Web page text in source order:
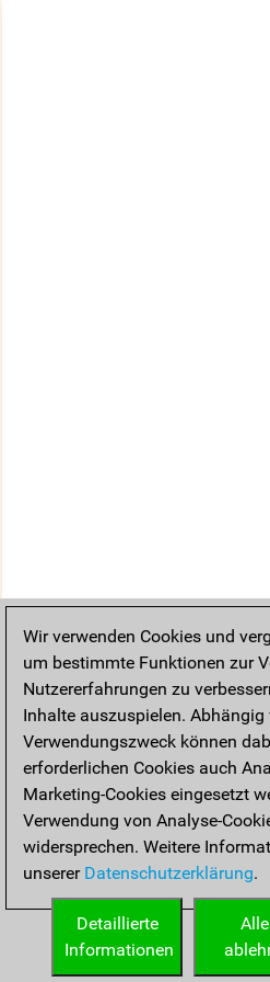
Wir verwenden Cookies und
um bestimmte Funktionen zur
Nutzererfahrungen zu
Inhalte auszuspielen. Abhängig
Verwendungszweck können
erforderlichen Cookies auch
Marketing-Cookies eingesetzt
Verwendung von Analyse-
widersprechen. Weitere
unserer Datenschutzerklärung.
Detaillierte
Informationen